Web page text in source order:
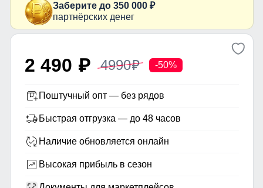
Заберите до 350 000 ₽
партнёрских денег
2 490 p 4990p -50%
Поштучный опт — без рядов
Быстрая отгрузка — до 48 часов
Наличие обновляется онлайн
Высокая прибыль в сезон